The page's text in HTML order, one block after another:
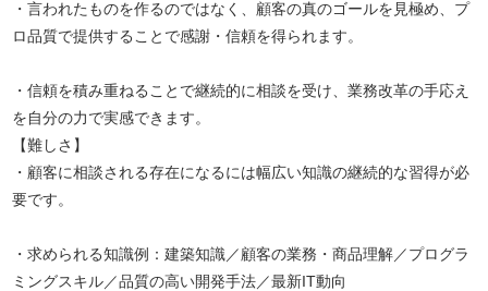
・言われたものを作るのではなく、顧客の真のゴールを見極め、プ
ロ品質で提供することで感謝・信頼を得られます。
・信頼を積み重ねることで継続的に相談を受け、業務改革の手応え
を自分の力で実感できます。
【難しさ】
・顧客に相談される存在になるには幅広い知識の継続的な習得が必
要です。
・求められる知識例：建築知識／顧客の業務・商品理解／プログラ
ミングスキル／品質の高い開発手法／最新IT動向